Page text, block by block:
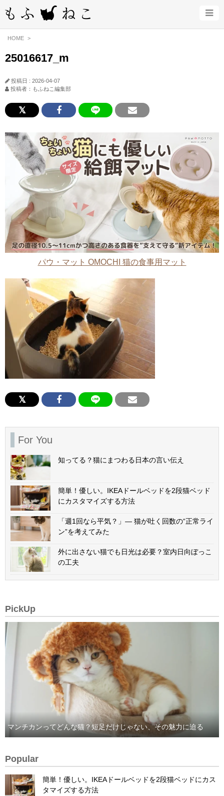
HOME
25016617_m
投稿日 : 2026-04-07
投稿者：もふねこ編集部
パウ・マット OMOCHI 猫の食事用マット
For You
知ってる？猫にまつわる日本の言い伝え
簡単！優しい。IKEAドールベッドを2段猫ベッド
にカスタマイズする方法
「週1回なら平気？」— 猫が吐く回数の“正常ライ
ン”を考えてみた
外に出さない猫でも日光は必要？室内日向ぼっこ
の工夫
PickUp
マンチカンってどんな猫？短足だけじゃない、その魅力に迫る
Popular
簡単！優しい。IKEAドールベッドを2段猫ベッドにカス
タマイズする方法